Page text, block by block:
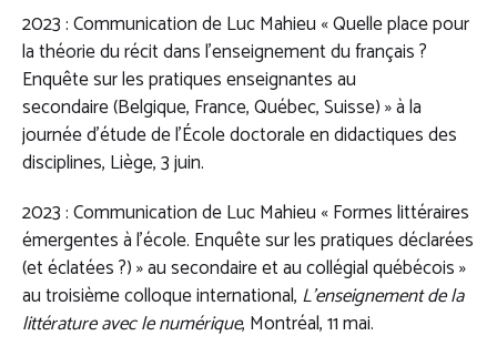
2023 : Communication de Luc Mahieu « Quelle place pour
la théorie du récit dans l’enseignement du français ?
Enquête sur les pratiques enseignantes au
secondaire (Belgique, France, Québec, Suisse) » à la
journée d’étude de l’École doctorale en didactiques des
disciplines, Liège, 3 juin.
2023 : Communication de Luc Mahieu « Formes littéraires
émergentes à l’école. Enquête sur les pratiques déclarées
(et éclatées ?) » au secondaire et au collégial québécois »
au troisième colloque international, L’enseignement de la
littérature avec le numérique, Montréal, 11 mai.